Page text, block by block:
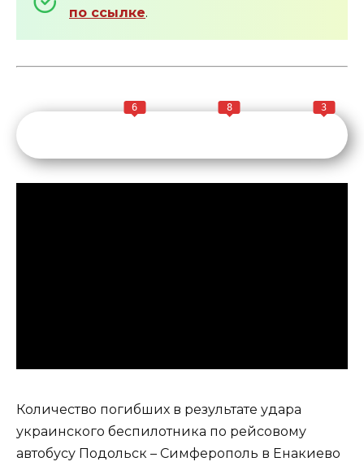
по ссылке.
6 8 3
Количество погибших в результате удара
украинского беспилотника по рейсовому
автобусу Подольск – Симферополь в Енакиево